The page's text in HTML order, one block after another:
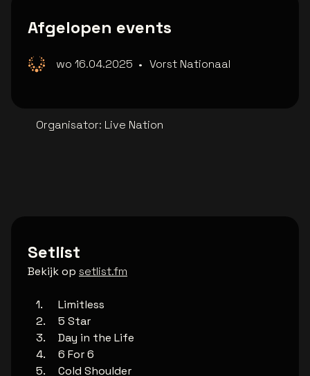
Afgelopen events
wo 16.04.2025 • Vorst Nationaal
Organisator: Live Nation
Setlist
Bekijk op setlist.fm
Limitless
5 Star
Day in the Life
6 For 6
Cold Shoulder